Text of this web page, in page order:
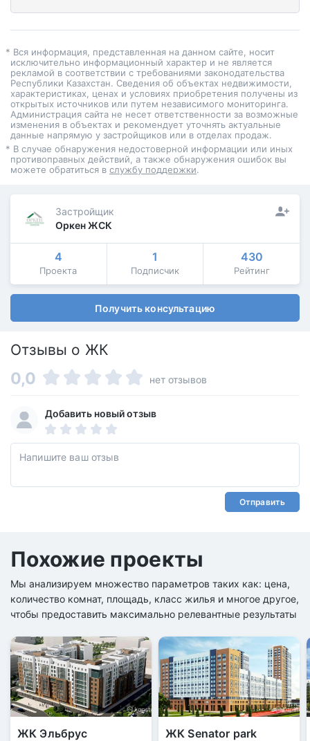
* Вся информация, представленная на данном сайте, носит
исключительно информационный характер и не является
рекламой в соответствии с требованиями законодательства
Республики Казахстан. Сведения об объектах недвижимости,
характеристиках, ценах и условиях приобретения получены из
открытых источников или путем независимого мониторинга.
Администрация сайта не несет ответственности за возможные
изменения в объектах и рекомендует уточнять актуальные
данные напрямую у застройщиков или в отделах продаж.
* В случае обнаружения недостоверной информации или иных
противоправных действий, а также обнаружения ошибок вы
можете обратиться в службу поддержки.
Застройщик
Оркен ЖСК
4
Проекта
1
Подписчик
430
Рейтинг
Получить консультацию
Отзывы о ЖК
0,0 нет отзывов
Добавить новый отзыв
Отправить
Похожие проекты
Мы анализируем множество параметров таких как: цена,
количество комнат, площадь, класс жилья и многое другое,
чтобы предоставить максимально релевантные результаты
ЖК Эльбрус ЖК Senator park